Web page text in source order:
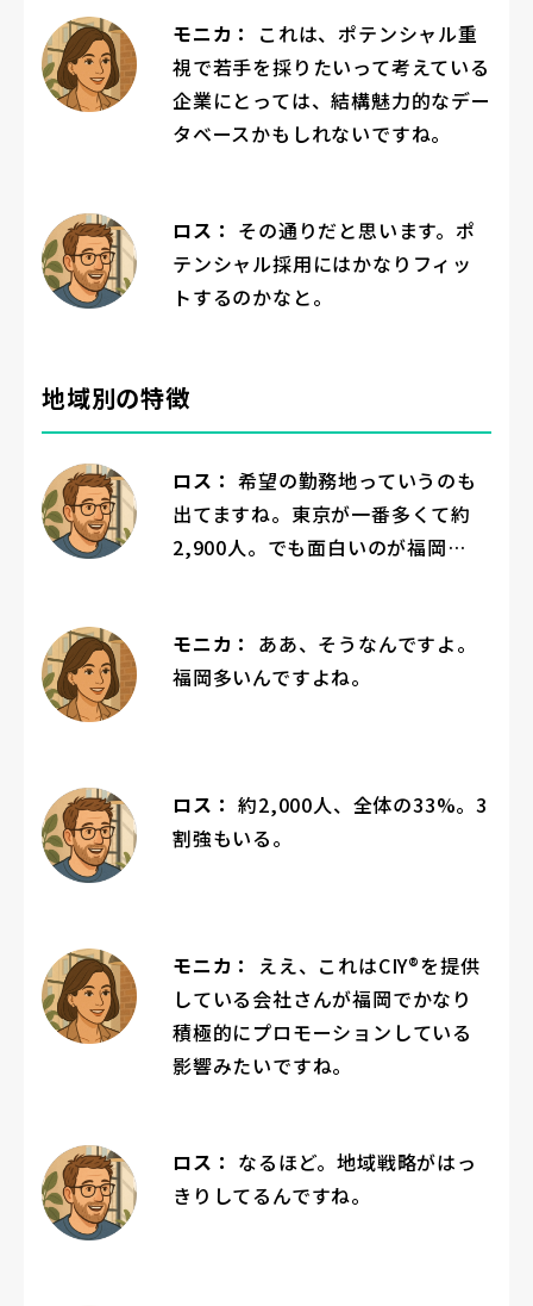
モニカ：
これは、ポテンシャル重
視で若手を採りたいって考えている
企業にとっては、結構魅力的なデー
タベースかもしれないですね。
ロス： その通りだと思います。ポ
テンシャル採用にはかなりフィッ
トするのかなと。
地域別の特徴
ロス： 希望の勤務地っていうのも
出てますね。東京が一番多くて約
2,900人。でも面白いのが福岡…
モニカ： ああ、そうなんですよ。
福岡多いんですよね。
ロス： 約2,000人、全体の33%。3
割強もいる。
モニカ：
ええ、これはCIY®を提供
している会社さんが福岡でかなり
積極的にプロモーションしている
影響みたいですね。
ロス： なるほど。地域戦略がはっ
きりしてるんですね。